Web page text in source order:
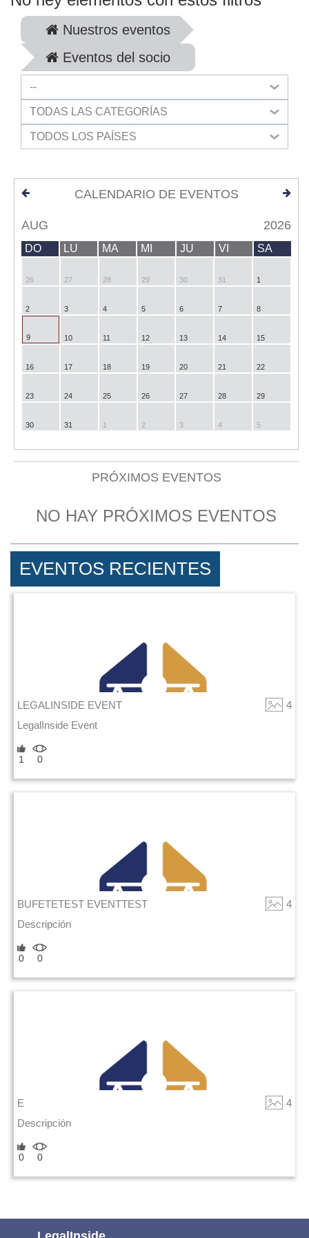
Nuestros eventos
Eventos del socio
--
TODAS LAS CATEGORÍAS
TODOS LOS PAÍSES
CALENDARIO DE EVENTOS
AUG 2026
DO LU MA MI JU VI SA
26 27 28 29 30 31 1
2 3 4 5 6 7 8
9 10 11 12 13 14 15
16 17 18 19 20 21 22
23 24 25 26 27 28 29
30 31 1 2 3 4 5
PRÓXIMOS EVENTOS
NO HAY PRÓXIMOS EVENTOS
EVENTOS RECIENTES
LEGALINSIDE EVENT
4
LegalInside Event
1 0
BUFETETEST EVENTTEST
4
Descripción
0 0
E
4
Descripción
0 0